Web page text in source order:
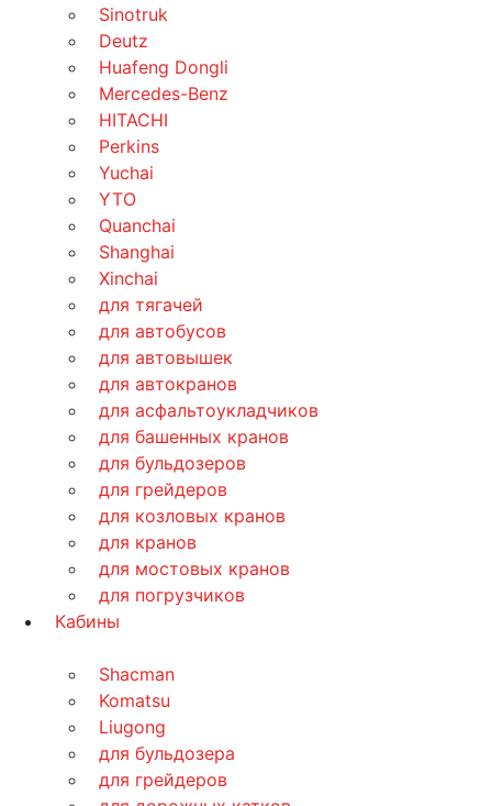
Sinotruk
Deutz
Huafeng Dongli
Mercedes-Benz
HITACHI
Perkins
Yuchai
YTO
Quanchai
Shanghai
Xinchai
для тягачей
для автобусов
для автовышек
для автокранов
для асфальтоукладчиков
для башенных кранов
для бульдозеров
для грейдеров
для козловых кранов
для кранов
для мостовых кранов
для погрузчиков
Кабины
Shacman
Komatsu
Liugong
для бульдозера
для грейдеров